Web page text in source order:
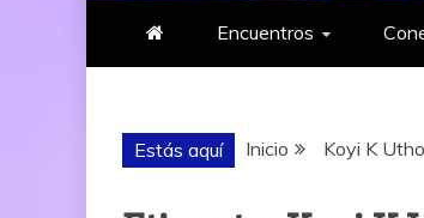
Encuentros
Estás aquí Inicio Koyi K Utho